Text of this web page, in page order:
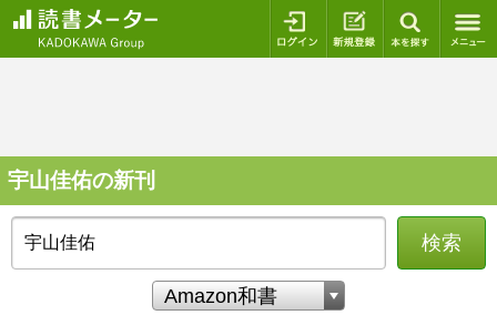
ログイン 新規登録
宇山佳佑の新刊
検索